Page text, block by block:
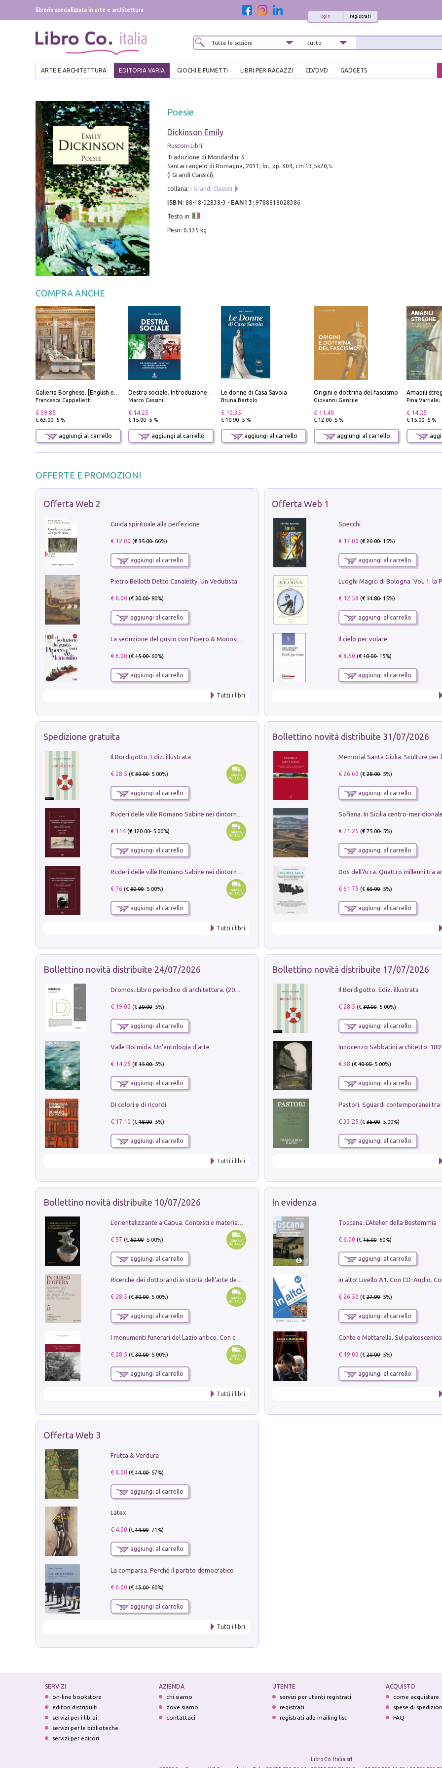
libreria specializzata in arte e architettura
registrati
login
ARTE E ARCHITETTURA EDITORIA VARIA GIOCHI E FUMETTI LIBRI PER RAGAZZI CD/DVD GADGETS
Poesie
Dickinson Emily
Rusconi Libri
Traduzione di Mondardini S.
Santarcangelo di Romagna, 2011; br., pp. 304, cm 13,5x20,5.
(I Grandi Classici).
collana: I Grandi Classici
ISBN : 88-18-02838-3 - EAN13 : 9788818028386
Testo in:
Peso: 0.335 kg
COMPRA ANCHE
Galleria Borghese. [English edition]
Francesca Cappelletti
€ 59.85
€ 63.00 -5 %
aggiungi al carrello
Destra sociale. Introduzione alla «terza via», tra identità, comunità e alternativa al sistema
Marco Cassini
€ 14.25
€ 15.00 -5 %
aggiungi al carrello
Le donne di Casa Savoia
Bruna Bertolo
€ 10.35
€ 10.90 -5 %
aggiungi al carrello
Origini e dottrina del fascismo
Giovanni Gentile
€ 11.40
€ 12.00 -5 %
aggiungi al carrello
Pina Varriale;
€ 14.25
€ 15.00 -5 %
OFFERTE E PROMOZIONI
Offerta Web 2
Guida spirituale alla perfezione
€ 12.00 (€35.00- 66%)
aggiungi al carrello
Pietro Bellotti Detto Canaletty. Un Vedutista Veneziano nella Francia dell'Ancien Régime
€ 6.00 (€30.00- 80%)
aggiungi al carrello
€ 6.00 (€15.00- 60%)
aggiungi al carrello
Tutti i libri
Offerta Web 1
Specchi
€ 17.00 (€20.00- 15%)
aggiungi al carrello
€ 12.58 (€14.80- 15%)
aggiungi al carrello
Il cielo per volare
€ 8.50 (€10.00- 15%)
aggiungi al carrello
Spedizione gratuita
Il Bordigotto. Ediz. illustrata
€ 28.5 (€30.00- 5.00%)
aggiungi al carrello
Ruderi delle ville Romano Sabine nei dintorni di Poggio Mirteto. Illustrati dal dott.re prof.re cav.re Ercole Nardi regio ispettore degli scavi e monumenti. Anno 1885. Tavole e studio. Con 25 tavole fuori testo in cartella editoriale
€ 114(€120.00- 5.00%)
aggiungi al carrello
€ 76 (€80.00- 5.00%)
aggiungi al carrello
Tutti i libri
Bollettino novità distribuite 31/07/2026
€ 26.60 (€28.00- 5%)
aggiungi al carrello
€ 71.25 (€75.00- 5%)
aggiungi al carrello
€ 61.75 (€65.00- 5%)
aggiungi al carrello
Bollettino novità distribuite 24/07/2026
Dromos. Libro periodico di architettura. (2026). Vol. 15: Post-model
€ 19.00 (€20.00- 5%)
aggiungi al carrello
Valle Bormida. Un'antologia d'arte
€ 14.25 (€15.00- 5%)
aggiungi al carrello
Di colori e di ricordi
€ 17.10 (€18.00- 5%)
aggiungi al carrello
Tutti i libri
Bollettino novità distribuite 17/07/2026
Il Bordigotto. Ediz. illustrata
€ 28.5 (€30.00- 5.00%)
aggiungi al carrello
Innocenzo Sabbatini architetto.
€ 38 (€40.00- 5.00%)
aggiungi al carrello
€ 33.25 (€35.00- 5.00%)
aggiungi al carrello
Bollettino novità distribuite 10/07/2026
€ 57 (€60.00- 5.00%)
aggiungi al carrello
Ricerche dei dottorandi in storia dell'arte della Sapienza
€ 28.5 (€30.00- 5.00%)
aggiungi al carrello
I monumenti funerari del Lazio antico. Con cartella con tavole
€ 28.5 (€30.00- 5.00%)
aggiungi al carrello
Tutti i libri
In evidenza
Toscana. L'Atelier della Bestemmia
€ 6.00 (€15.00- 60%)
aggiungi al carrello
€ 26.50 (€27.90- 5%)
aggiungi al carrello
€ 19.00 (€20.00- 5%)
aggiungi al carrello
Offerta Web 3
Frutta & Verdura
€ 6.00 (€14.00- 57%)
aggiungi al carrello
Latex
€ 4.00 (€14.00- 71%)
aggiungi al carrello
€ 6.00 (€15.00- 60%)
aggiungi al carrello
Tutti i libri
SERVIZI
on-line bookstore
editori distribuiti
servizi per i librai
servizi per le biblioteche
servizi per editori
AZIENDA
chi siamo
dove siamo
contattaci
UTENTE
servizi per utenti registrati
registrati
registrati alla mailing list
ACQUISTO
come acquistare
spese di
FAQ
Libro Co. Italia srl